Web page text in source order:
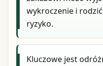
wykroczenie i
ryzyko.
Kluczowe jest